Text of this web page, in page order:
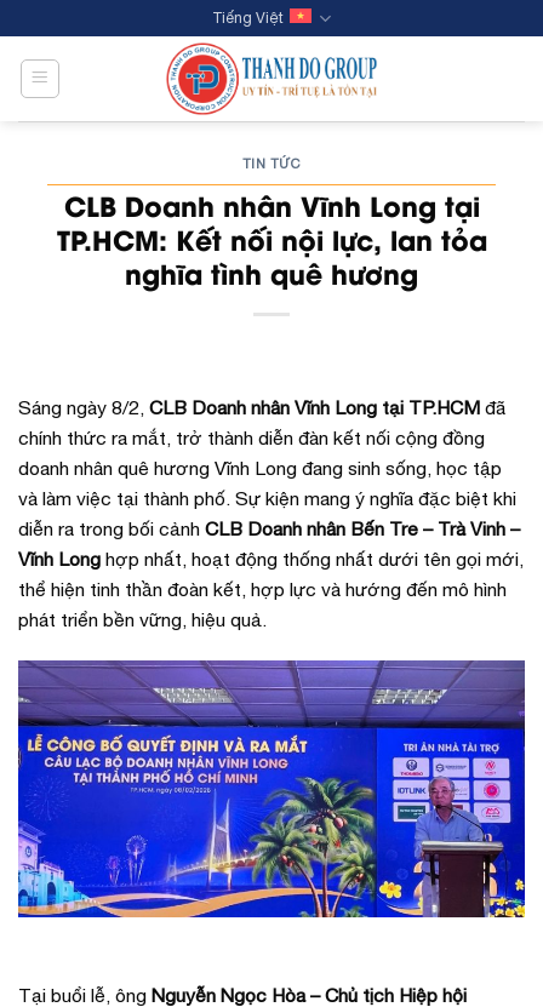
to
content
Tiếng Việt
TIN TỨC
CLB Doanh nhân Vĩnh Long tại
TP.HCM: Kết nối nội lực, lan tỏa
nghĩa tình quê hương
Sáng ngày 8/2, CLB Doanh nhân Vĩnh Long tại TP.HCM đã
chính thức ra mắt, trở thành diễn đàn kết nối cộng đồng
doanh nhân quê hương Vĩnh Long đang sinh sống, học tập
và làm việc tại thành phố. Sự kiện mang ý nghĩa đặc biệt khi
diễn ra trong bối cảnh CLB Doanh nhân Bến Tre – Trà Vinh –
Vĩnh Long hợp nhất, hoạt động thống nhất dưới tên gọi mới,
thể hiện tinh thần đoàn kết, hợp lực và hướng đến mô hình
phát triển bền vững, hiệu quả.
Tại buổi lễ, ông Nguyễn Ngọc Hòa – Chủ tịch Hiệp hội